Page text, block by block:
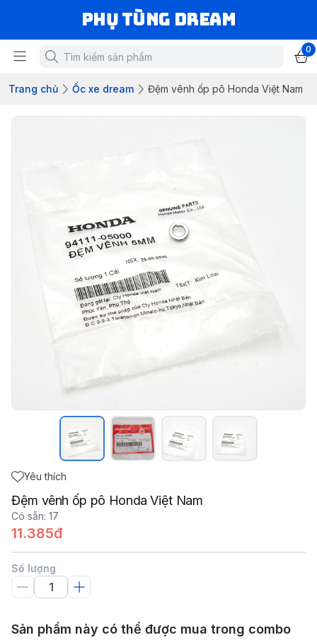
Phụ Tùng Dream
0
Trang chủ Ốc xe dream Đệm vênh ốp pô Honda Việt Nam
Yêu thích
Đệm vênh ốp pô Honda Việt Nam
Có sẵn: 17
11.385đ
Số lượng
Sản phẩm này có thể được mua trong combo